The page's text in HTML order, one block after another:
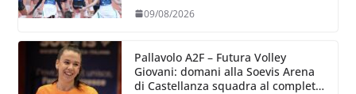
09/08/2026
Pallavolo A2F – Futura Volley
Giovani: domani alla Soevis Arena
di Castellanza squadra al completo